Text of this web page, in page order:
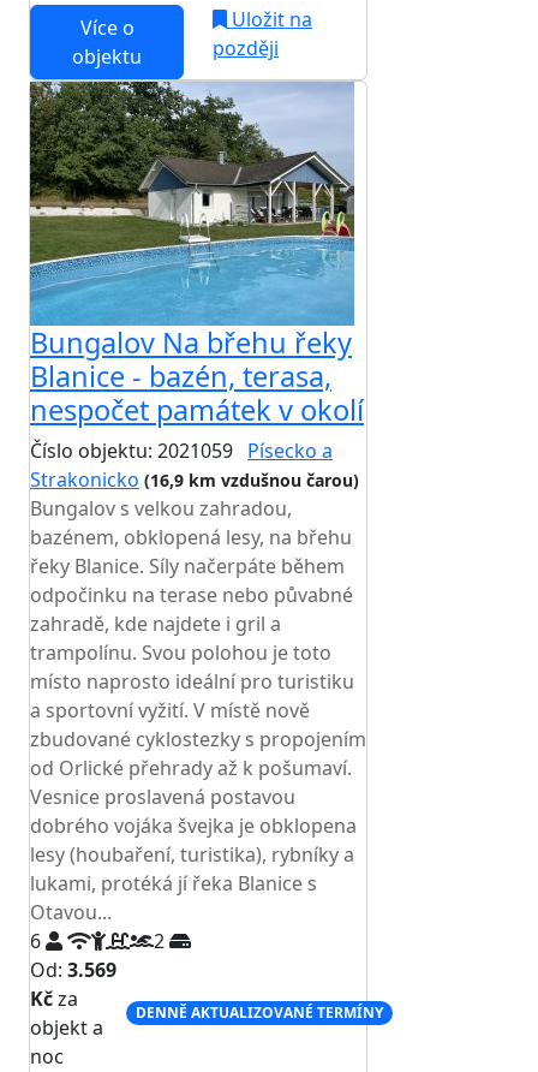
Více o
objektu
Uložit na
později
Bungalov Na břehu řeky
Blanice - bazén, terasa,
nespočet památek v okolí
Číslo objektu: 2021059 Písecko a
Strakonicko (16,9 km vzdušnou čarou)
Bungalov s velkou zahradou,
bazénem, obklopená lesy, na břehu
řeky Blanice. Síly načerpáte během
odpočinku na terase nebo půvabné
zahradě, kde najdete i gril a
trampolínu. Svou polohou je toto
místo naprosto ideální pro turistiku
a sportovní vyžití. V místě nově
zbudované cyklostezky s propojením
od Orlické přehrady až k pošumaví.
Vesnice proslavená postavou
dobrého vojáka švejka je obklopena
lesy (houbaření, turistika), rybníky a
lukami, protéká jí řeka Blanice s
Otavou...
6
2
Od: 3.569
Kčza
objekt a
noc
DENNĚ AKTUALIZOVANÉ TERMÍNY